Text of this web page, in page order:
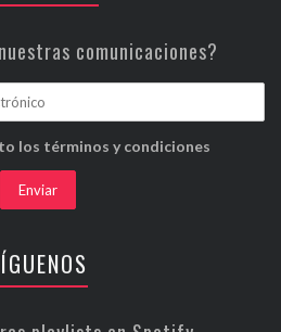
comunicaciones?
los términos y condiciones